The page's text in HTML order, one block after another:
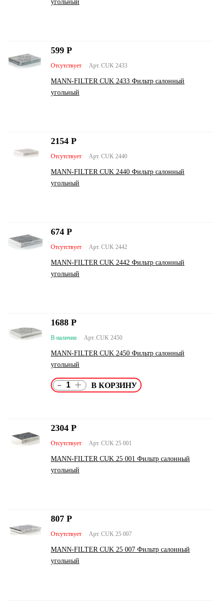
угольный
Арт. CUK 2433
Отсутствует
MANN-FILTER CUK 2433 Фильтр салонный
угольный
599 Р
Арт. CUK 2440
Отсутствует
MANN-FILTER CUK 2440 Фильтр салонный
угольный
2154 Р
Арт. CUK 2442
Отсутствует
MANN-FILTER CUK 2442 Фильтр салонный
угольный
674 Р
Арт. CUK 2450
В наличии
MANN-FILTER CUK 2450 Фильтр салонный
угольный
1688 Р
- +
Арт. CUK 25 001
Отсутствует
MANN-FILTER CUK 25 001 Фильтр салонный
угольный
2304 Р
Арт. CUK 25 007
Отсутствует
MANN-FILTER CUK 25 007 Фильтр салонный
угольный
807 Р